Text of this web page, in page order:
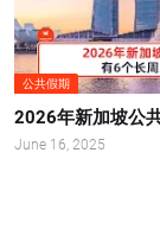
公共假期
2026年新加坡公
June 16, 2025